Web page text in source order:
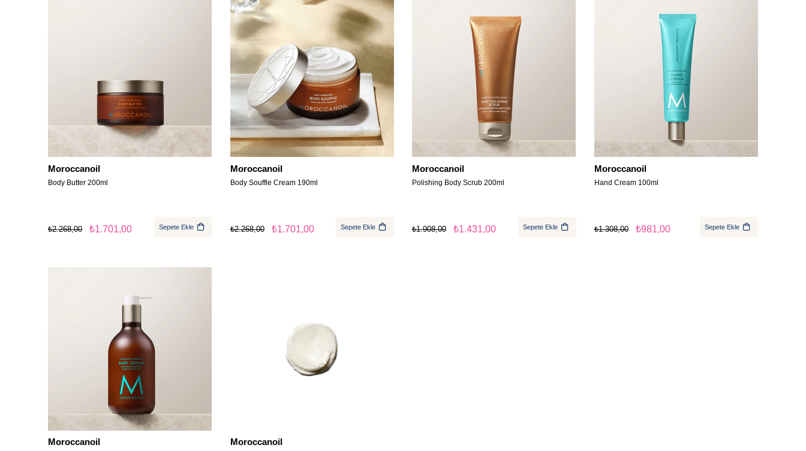
Moroccanoil
Body Butter 200ml
₺1.701,00
₺2.268,00 Sepete Ekle
Moroccanoil
Body Souffle Cream 190ml
₺1.701,00
₺2.268,00 Sepete Ekle
Moroccanoil
Polishing Body Scrub 200ml
₺1.431,00
₺1.908,00 Sepete Ekle
Moroccanoil
Hand Cream 100ml
₺981,00
₺1.308,00 Sepete Ekle
Moroccanoil Moroccanoil